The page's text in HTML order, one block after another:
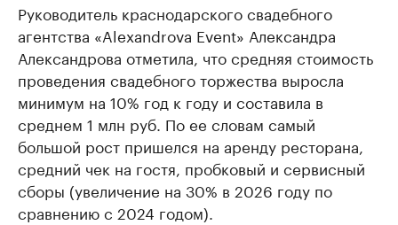
Руководитель краснодарского свадебного
агентства «Alexandrova Event» Александра
Александрова отметила, что средняя стоимость
проведения свадебного торжества выросла
минимум на 10% год к году и составила в
среднем 1 млн руб. По ее словам самый
большой рост пришелся на аренду ресторана,
средний чек на гостя, пробковый и сервисный
сборы (увеличение на 30% в 2026 году по
сравнению с 2024 годом).